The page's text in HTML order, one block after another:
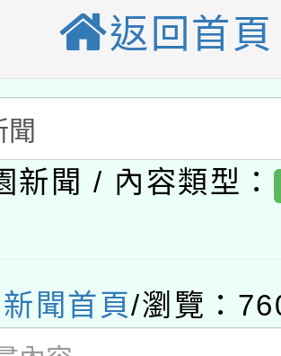
讀推動專業研習
賦能─人工智慧
位內容與教學軟體
」
大陸委員會函釋公
間赴陸應申請許可
經濟部水利署委託
績優單位及節水達
市孔廟祈福系列
慧啟航」
年桃園地景藝術
返回首頁
新聞 / 內容類型：
聞首頁/瀏覽：